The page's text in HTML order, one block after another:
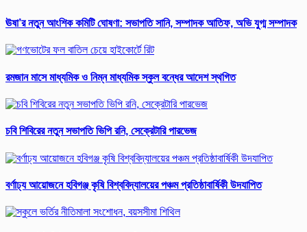
ঊষা’র নতুন আংশিক কমিটি ঘোষণা: সভাপতি সানি, সম্পাদক আতিফ, অভি যুগ্ম সম্পাদক
রমজান মাসে মাধ্যমিক ও নিম্ন মাধ্যমিক স্কুল বন্ধের আদেশ স্থগিত
চবি শিবিরের নতুন সভাপতি ভিপি রনি, সেক্রেটারি পারভেজ
বর্ণাঢ্য আয়োজনে হবিগঞ্জ কৃষি বিশ্ববিদ্যালয়ের পঞ্চম প্রতিষ্ঠাবার্ষিকী উদযাপিত